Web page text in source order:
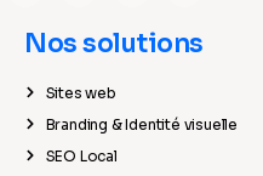
Nos solutions
Sites web
Branding & Identité visuelle
SEO Local